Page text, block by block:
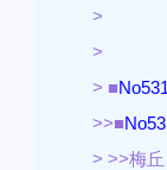
>
>
> ■
>>■
> >>梅